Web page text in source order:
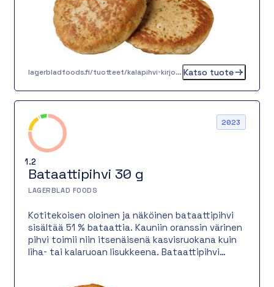
lagerbladfoods.fi/tuotteet/kalapihvi-kirjolohesta-65-g Katso tuote
1.2
2023
Bataattipihvi 30 g
LAGERBLAD FOODS
Kotitekoisen oloinen ja näköinen bataattipihvi
sisältää 51 % bataattia. Kauniin oranssin värinen
pihvi toimii niin itsenäisenä kasvisruokana kuin
liha- tai kalaruoan lisukkeena. Bataattipihvi